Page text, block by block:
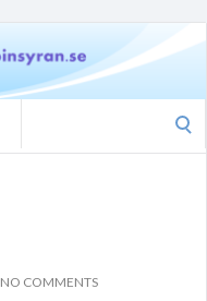
NO COMMENTS